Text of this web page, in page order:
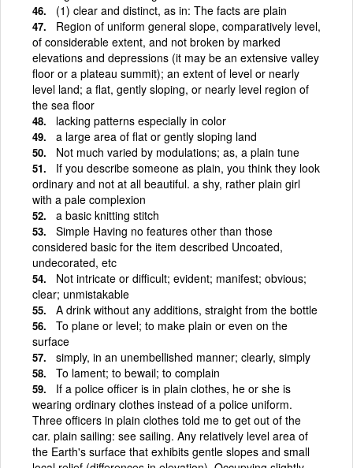
(1) clear and distinct, as in: The facts are plain
Region of uniform general slope, comparatively level,
of considerable extent, and not broken by marked
elevations and depressions (it may be an extensive valley
floor or a plateau summit); an extent of level or nearly
level land; a flat, gently sloping, or nearly level region of
the sea floor
lacking patterns especially in color
a large area of flat or gently sloping land
Not much varied by modulations; as, a plain tune
If you describe someone as plain, you think they look
ordinary and not at all beautiful. a shy, rather plain girl
with a pale complexion
a basic knitting stitch
Simple Having no features other than those
considered basic for the item described Uncoated,
undecorated, etc
Not intricate or difficult; evident; manifest; obvious;
clear; unmistakable
A drink without any additions, straight from the bottle
To plane or level; to make plain or even on the
surface
simply, in an unembellished manner; clearly, simply
To lament; to bewail; to complain
If a police officer is in plain clothes, he or she is
wearing ordinary clothes instead of a police uniform.
Three officers in plain clothes told me to get out of the
car. plain sailing: see sailing. Any relatively level area of
the Earth's surface that exhibits gentle slopes and small